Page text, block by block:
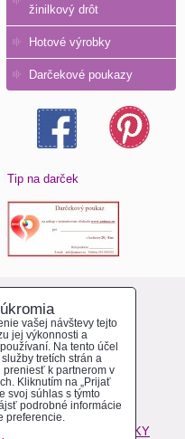
žinilkový drôt
Hotové výrobky
Darčekové poukazy
Tip na darček
O NAKUPOVANÍ:
REGISTROVAŤ SA
AKO NAKUPOVAŤ
MOŽNOSTI PLATBY
MOŽNOSTI DOPRAVY
POŠTOVÉ NÁKLADY
OBCHODNÉ PODMIENKY
vašej návštevy tejto
jej výkonnosti a
Na tento účel
tretích strán a
k partnerom v
Kliknutím na „Prijať
svoj súhlas s týmto
podrobné informácie
preferencie.